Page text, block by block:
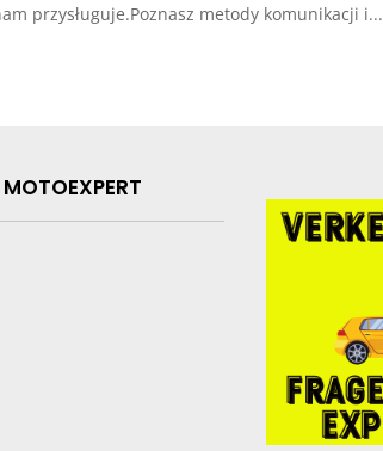
przysługuje.Poznasz metody komunikacji i...